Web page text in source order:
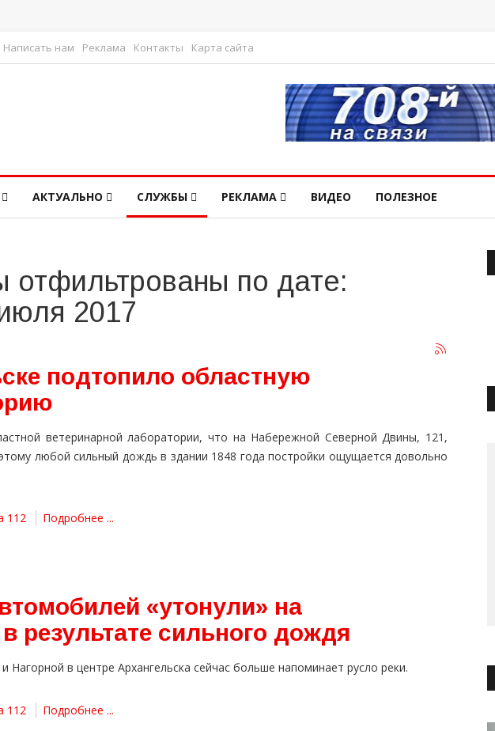
Написать нам Реклама Контакты Карта сайта
АКТУАЛЬНО СЛУЖБЫ РЕКЛАМА ВИДЕО ПОЛЕЗНОЕ
отфильтрованы по дате:
2017
подтопило областную
ветеринарной лаборатории, что на Набережной Северной Двины, 121,
любой сильный дождь в здании 1848 года постройки ощущается довольно
112 Подробнее ...
«утонули» на
в результате сильного дождя
Нагорной в центре Архангельска сейчас больше напоминает русло реки.
112 Подробнее ...